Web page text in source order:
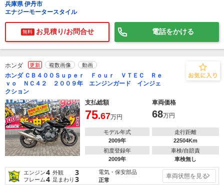
兵庫県 伊丹市
エナジーモータースタイル
無料 お見積り/お問合せ 電話をかける
ホンダ 更新 複数画像 動画
ホンダ ＣＢ４００Ｓｕｐｅｒ Ｆｏｕｒ ＶＴＥＣ Ｒｅ
ｖｏ ＮＣ４２ ２００９年 エンジンガード インジェ
クション
支払総額
車両価格
75.67万円 68万円
モデル年式
2009年
走行距離
22504Km
初度登録年
2009年
車検/自賠責
車検無し
エンジン4 外観 3
フレーム4 足まわり 3
電気・保安部品
正常
車両状態を見る